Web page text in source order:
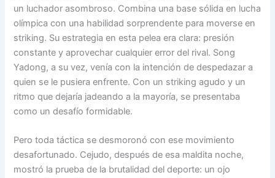
un luchador asombroso. Combina una base sólida en lucha
olímpica con una habilidad sorprendente para moverse en
striking. Su estrategia en esta pelea era clara: presión
constante y aprovechar cualquier error del rival. Song
Yadong, a su vez, venía con la intención de despedazar a
quien se le pusiera enfrente. Con un striking agudo y un
ritmo que dejaría jadeando a la mayoría, se presentaba
como un desafío formidable.
Pero toda táctica se desmoronó con ese movimiento
desafortunado. Cejudo, después de esa maldita noche,
mostró la prueba de la brutalidad del deporte: un ojo